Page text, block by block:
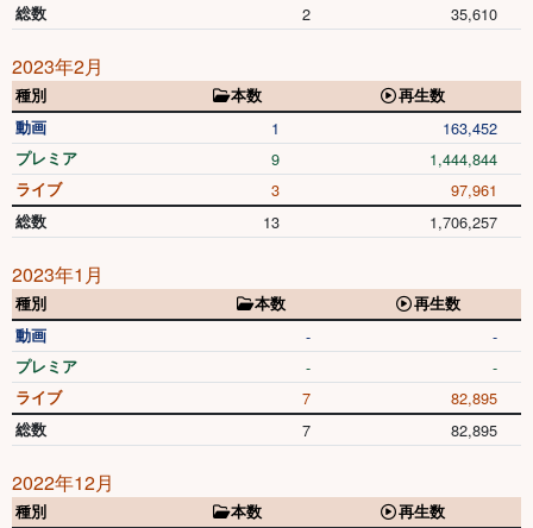
総数 2 35,610
2023年2月
種別 本数
再生数
動画
1 163,452
プレミア 9 1,444,844
ライブ 3 97,961
総数 13 1,706,257
2023年1月
種別 本数
再生数
動画
- -
プレミア - -
ライブ 7 82,895
総数 7 82,895
2022年12月
種別 本数
再生数